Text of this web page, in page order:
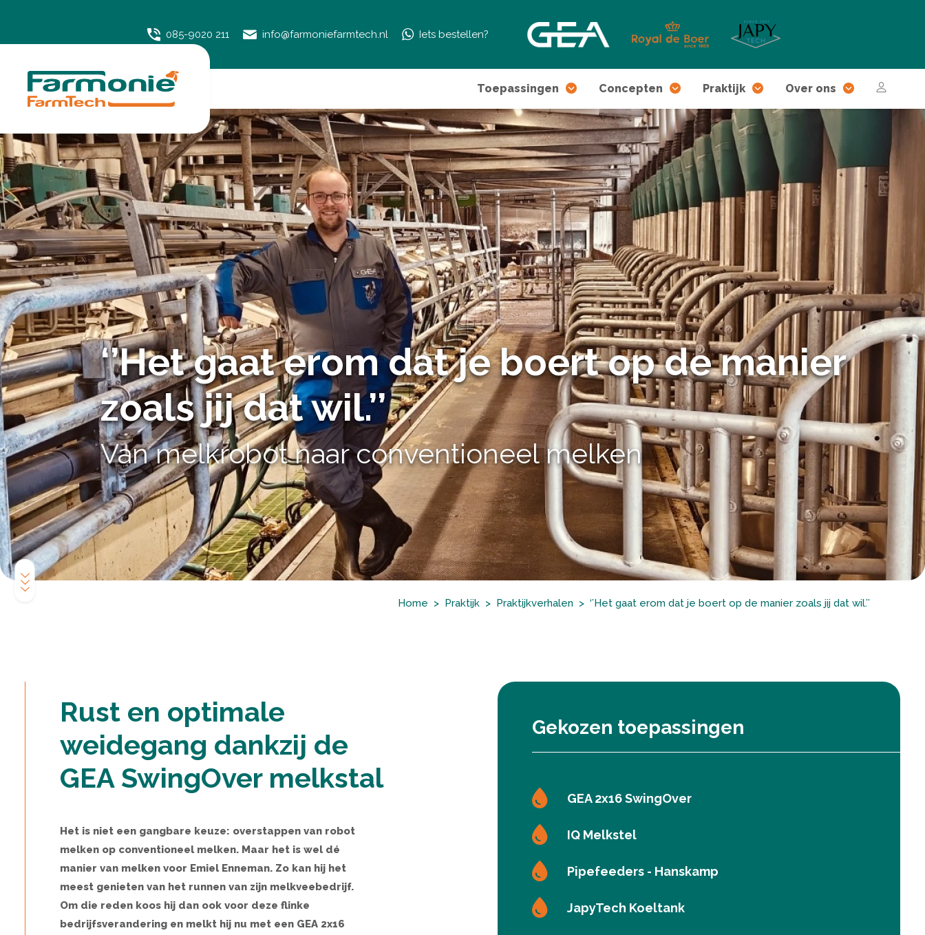
085-9020 211 info@farmoniefarmtech.nl Iets bestellen?
Toepassingen Concepten Praktijk Over ons
‘’Het gaat erom dat je boert op de manier
zoals jij dat wil.’’
Van melkrobot naar conventioneel melken
Home Praktijk Praktijkverhalen ‘’Het gaat erom dat je boert op de manier zoals jij dat wil.’’
Rust en optimale
weidegang dankzij de
GEA SwingOver melkstal
Het is niet een gangbare keuze: overstappen van robot
melken op conventioneel melken. Maar het is wel dé
manier van melken voor Emiel Enneman. Zo kan hij het
meest genieten van het runnen van zijn melkveebedrijf.
Om die reden koos hij dan ook voor deze flinke
bedrijfsverandering en melkt hij nu met een GEA 2x16
Gekozen toepassingen
GEA 2x16 SwingOver
IQ Melkstel
Pipefeeders - Hanskamp
JapyTech Koeltank